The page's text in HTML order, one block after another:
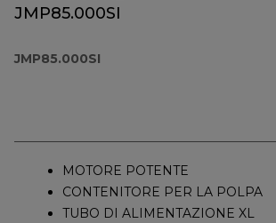
JMP85.000SI
JMP85.000SI
MOTORE POTENTE
CONTENITORE PER LA POLPA
TUBO DI ALIMENTAZIONE XL